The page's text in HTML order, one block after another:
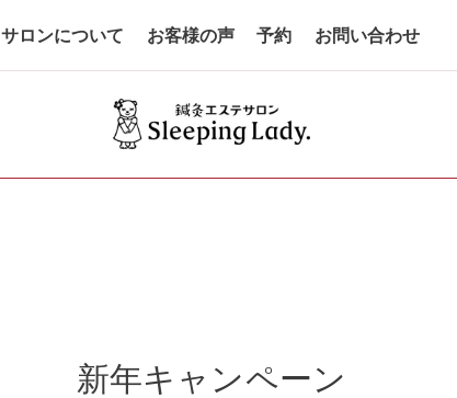
サロンについて お客様の声 予約 お問い合わせ
新年キャンペーン